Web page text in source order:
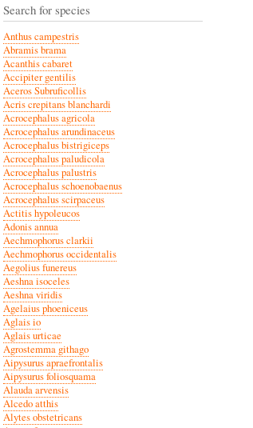
Search for species
Anthus campestris
Abramis brama
Acanthis cabaret
Accipiter gentilis
Aceros Subruficollis
Acris crepitans blanchardi
Acrocephalus agricola
Acrocephalus arundinaceus
Acrocephalus bistrigiceps
Acrocephalus paludicola
Acrocephalus palustris
Acrocephalus schoenobaenus
Acrocephalus scirpaceus
Actitis hypoleucos
Adonis annua
Aechmophorus clarkii
Aechmophorus occidentalis
Aegolius funereus
Aeshna isoceles
Aeshna viridis
Agelaius phoeniceus
Aglais io
Aglais urticae
Agrostemma githago
Aipysurus apraefrontalis
Aipysurus foliosquama
Alauda arvensis
Alcedo atthis
Alytes obstetricans